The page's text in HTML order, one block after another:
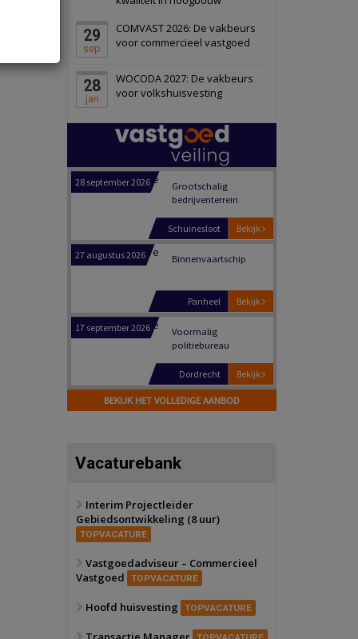
29
sep
COMVAST 2026: De vakbeurs
voor commercieel vastgoed
28
jan
WOCODA 2027: De vakbeurs
voor volkshuisvesting
Schiedam
22 september 2026 Attractiepark
Bekijk
Oranje
28 september 2026
bedrijventerrein
Schuinesloot
27 augustus 2026 Binnenvaartschip
Bekijk
Panheel
17 september 2026
Voormalig
Bekijk
Dordrecht
17 september 2026
Voormalig
politiebureau
Bekijk
Hilversum
17 september 2026
Voormalig
Zwanenburg
6 oktober 2026
BEKIJK HET VOLLEDIGE AANBOD
Vacaturebank
Interim Projectleider
Gebiedsontwikkeling (8 uur)
TOPVACATURE
Vastgoedadviseur – Commercieel
Vastgoed
TOPVACATURE
Hoofd huisvesting TOPVACATURE